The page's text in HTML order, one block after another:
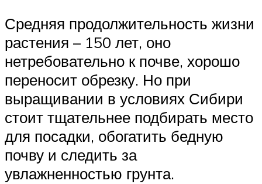
Средняя продолжительность жизни
растения – 150 лет, оно
нетребовательно к почве, хорошо
переносит обрезку. Но при
выращивании в условиях Сибири
стоит тщательнее подбирать место
для посадки, обогатить бедную
почву и следить за
увлажненностью грунта.